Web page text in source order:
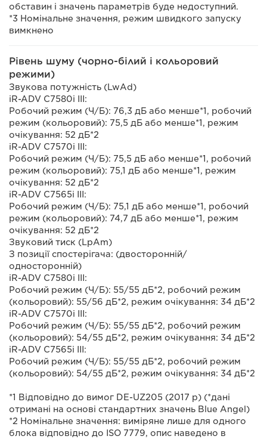
обставин і значень параметрів буде недоступний.
*3 Номінальне значення, режим швидкого запуску
вимкнено
Рівень шуму (чорно-білий і кольоровий
режими)
Звукова потужність (LwAd)
iR-ADV C7580i III:
Робочий режим (Ч/Б): 76,3 дБ або менше*1, робочий
режим (кольоровий): 75,5 дБ або менше*1, режим
очікування: 52 дБ*2
iR-ADV C7570i III:
Робочий режим (Ч/Б): 75,5 дБ або менше*1, робочий
режим (кольоровий): 75,1 дБ або менше*1, режим
очікування: 52 дБ*2
iR-ADV C7565i III:
Робочий режим (Ч/Б): 75,1 дБ або менше*1, робочий
режим (кольоровий): 74,7 дБ або менше*1, режим
очікування: 52 дБ*2
Звуковий тиск (LpAm)
З позиції спостерігача: (двосторонній/
односторонній)
iR-ADV C7580i III:
Робочий режим (Ч/Б): 55/55 дБ*2, робочий режим
(кольоровий): 55/56 дБ*2, режим очікування: 34 дБ*2
iR-ADV C7570i III:
Робочий режим (Ч/Б): 55/55 дБ*2, робочий режим
(кольоровий): 54/55 дБ*2, режим очікування: 34 дБ*2
iR-ADV C7565i III:
Робочий режим (Ч/Б): 55/55 дБ*2, робочий режим
(кольоровий): 54/55 дБ*2, режим очікування: 34 дБ*2
*1 Відповідно до вимог DE-UZ205 (2017 р) (*дані
отримані на основі стандартних значень Blue Angel)
*2 Номінальне значення: виміряне лише для одного
блока відповідно до ISO 7779, опис наведено в